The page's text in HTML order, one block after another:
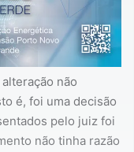
não
é, foi uma decisão
pelo juiz foi
não tinha razão